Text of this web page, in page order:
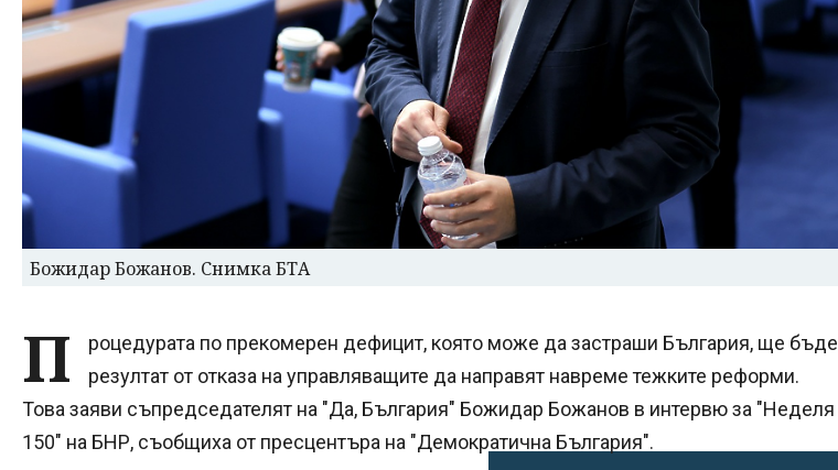
Божидар Божанов. Снимка БТА
П
роцедурата по прекомерен дефицит, която може да застраши България, ще бъде
резултат от отказа на управляващите да направят навреме тежките реформи.
Това заяви съпредседателят на "Да, България" Божидар Божанов в интервю за "Неделя
150" на БНР, съобщиха от пресцентъра на "Демократична България".